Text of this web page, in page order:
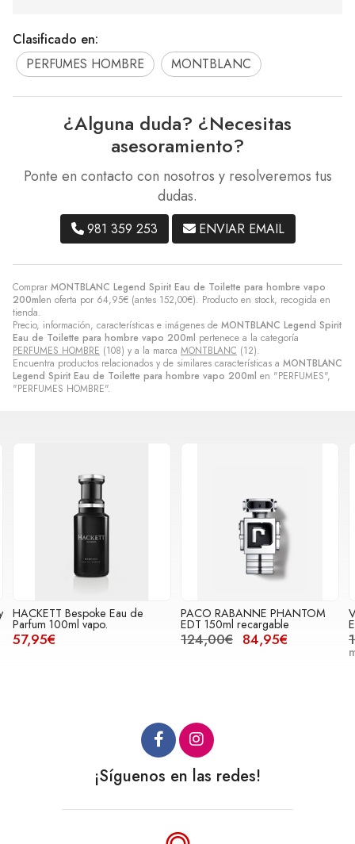
Comprar MONTBLANC Legend Spirit Eau de Toilette para hombre vapo
200mlen oferta por 64,95€ (antes 152,00€). Producto en stock, recogida en
tienda.
Precio, información, características e imágenes de MONTBLANC Legend Spirit
Eau de Toilette para hombre vapo 200ml pertenece a la categoría
PERFUMES HOMBRE (108) y a la marca MONTBLANC (12).
Encuentra productos relacionados y de similares características a MONTBLANC
Legend Spirit Eau de Toilette para hombre vapo 200ml en "PERFUMES",
"PERFUMES HOMBRE".
Clasificado en:
PERFUMES HOMBRE
MONTBLANC
¿Alguna duda? ¿Necesitas
asesoramiento?
Ponte en contacto con nosotros y resolveremos tus
dudas.
981 359 253 ENVIAR EMAIL
de PACO RABANNE PHANTOM
EDT 150ml recargable
VERSACE Eros Eau De
Eau de Toilette 100ml
115,00€
¡Síguenos en las redes!